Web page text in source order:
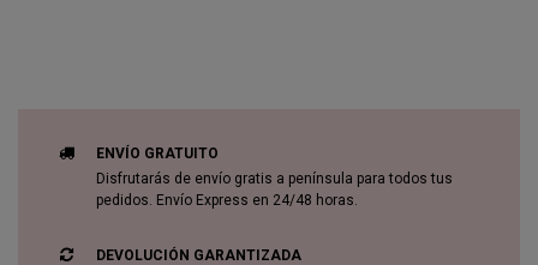
ENVÍO GRATUITO
Disfrutarás de envío gratis a península para todos tus
pedidos. Envío Express en 24/48 horas.
DEVOLUCIÓN GARANTIZADA